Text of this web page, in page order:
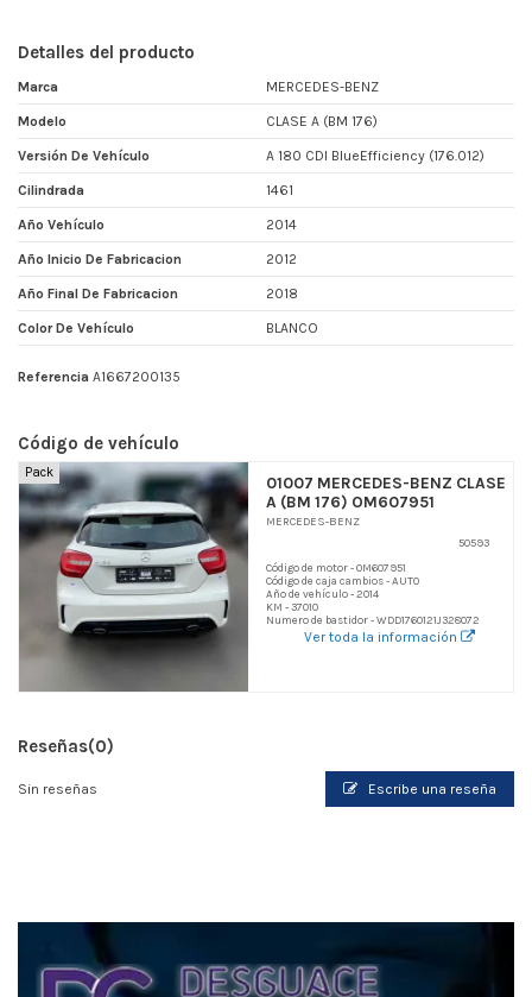
Detalles del producto
Marca MERCEDES-BENZ
Modelo CLASE A (BM 176)
Versión De Vehículo A 180 CDI BlueEfficiency (176.012)
Cilindrada 1461
Año Vehículo 2014
Año Inicio De Fabricacion 2012
Año Final De Fabricacion 2018
Color De Vehículo BLANCO
Referencia A1667200135
Código de vehículo
Pack
01007 MERCEDES-BENZ CLASE
A (BM 176) OM607951
MERCEDES-BENZ
50593
Código de motor - OM607951
Código de caja cambios - AUTO
Año de vehículo - 2014
KM - 37010
Numero de bastidor - WDD1760121J328072
Ver toda la información
Reseñas(0)
Sin reseñas Escribe una reseña